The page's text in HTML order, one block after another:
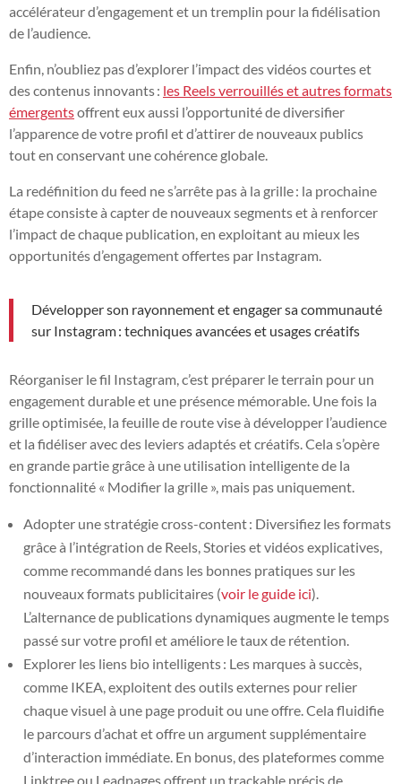
accélérateur d’engagement et un tremplin pour la fidélisation
de l’audience.
Enfin, n’oubliez pas d’explorer l’impact des vidéos courtes et
des contenus innovants : les Reels verrouillés et autres formats
émergentsoffrent eux aussi l’opportunité de diversifier
l’apparence de votre profil et d’attirer de nouveaux publics
tout en conservant une cohérence globale.
La redéfinition du feed ne s’arrête pas à la grille : la prochaine
étape consiste à capter de nouveaux segments et à renforcer
l’impact de chaque publication, en exploitant au mieux les
opportunités d’engagement offertes par Instagram.
Développer son rayonnement et engager sa communauté
sur Instagram : techniques avancées et usages créatifs
Réorganiser le fil Instagram, c’est préparer le terrain pour un
engagement durable et une présence mémorable. Une fois la
grille optimisée, la feuille de route vise à développer l’audience
et la fidéliser avec des leviers adaptés et créatifs. Cela s’opère
en grande partie grâce à une utilisation intelligente de la
fonctionnalité « Modifier la grille », mais pas uniquement.
Adopter une stratégie cross-content : Diversifiez les formats
grâce à l’intégration de Reels, Stories et vidéos explicatives,
comme recommandé dans les bonnes pratiques sur les
nouveaux formats publicitaires (voir le guide ici).
L’alternance de publications dynamiques augmente le temps
passé sur votre profil et améliore le taux de rétention.
Explorer les liens bio intelligents : Les marques à succès,
comme IKEA, exploitent des outils externes pour relier
chaque visuel à une page produit ou une offre. Cela fluidifie
le parcours d’achat et offre un argument supplémentaire
d’interaction immédiate. En bonus, des plateformes comme
Linktree ou Leadpages offrent un trackable précis de